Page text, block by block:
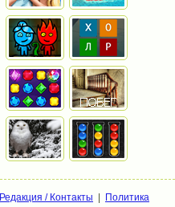
Редакция / Контакты Политика